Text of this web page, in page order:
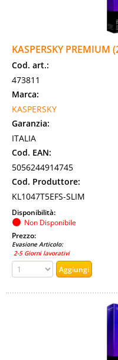
KASPERSKY PREMIUM
Cod. art.:
473811
Marca:
KASPERSKY
Garanzia:
ITALIA
Cod. EAN:
5056244914745
Cod. Produttore:
KL1047T5EFS-SLIM
Disponibilità:
Non Disponibile
Prezzo:
Evasione Articolo:
2-5 Giorni lavorativi